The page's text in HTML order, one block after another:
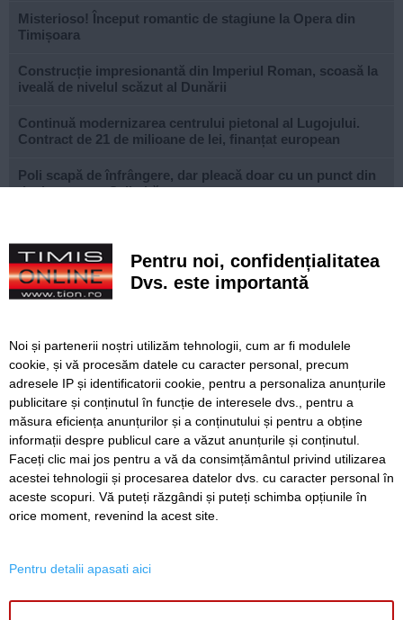
Misterioso! Început romantic de stagiune la Opera din
Timișoara
Construcție impresionantă din Imperiul Roman, scoasă la
iveală de nivelul scăzut al Dunării
Continuă modernizarea centrului pietonal al Lugojului.
Contract de 21 de milioane de lei, finanțat european
Poli scapă de înfrângere, dar pleacă doar cu un punct din
deplasarea cu Șelimbăr
privat inițiativei Primăriei Timișoara
„Recidivă” la baza sportivă din Dacia. Primăria a ridicat
niște echipamente amplasate ilegal
Ce facem astăzi, 8 august 2026, în Timișoara?
Cum arată televizorul care schimbă serile de acasă, fără
complicații
SERVICII Redactia
Folosinta Cookie-urilor
Pentru noi, confidențialitatea
Dvs. este importantă
Noi și partenerii noștri utilizăm tehnologii, cum ar fi modulele
cookie, și vă procesăm datele cu caracter personal, precum
adresele IP și identificatorii cookie, pentru a personaliza anunțurile
publicitare și conținutul în funcție de interesele dvs., pentru a
măsura eficiența anunțurilor și a conținutului și pentru a obține
informații despre publicul care a văzut anunțurile și conținutul.
Faceți clic mai jos pentru a vă da consimțământul privind utilizarea
acestei tehnologii și procesarea datelor dvs. cu caracter personal în
aceste scopuri. Vă puteți răzgândi și puteți schimba opțiunile în
orice moment, revenind la acest site.
Pentru detalii apasati aici